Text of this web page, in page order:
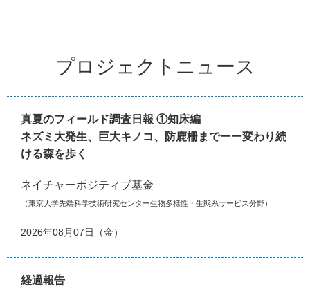
プロジェクトニュース
真夏のフィールド調査日報 ①知床編
ネズミ大発生、巨大キノコ、防鹿柵までーー変わり続
ける森を歩く
ネイチャーポジティブ基金
（東京大学先端科学技術研究センター生物多様性・生態系サービス分野）
2026年08月07日（金）
経過報告